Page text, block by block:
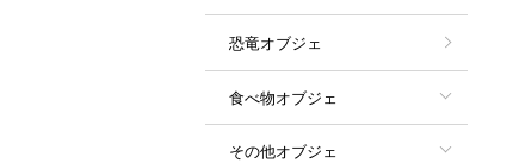
恐竜オブジェ
食べ物オブジェ
その他オブジェ